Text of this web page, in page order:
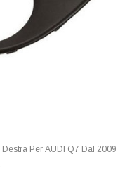
Per AUDI Q7 Dal 2009